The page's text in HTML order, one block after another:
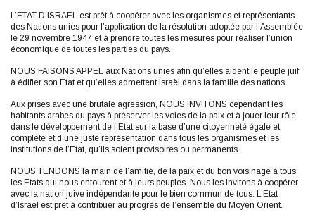
L’ETAT D’ISRAEL est prêt à coopérer avec les organismes et représentants
des Nations unies pour l’application de la résolution adoptée par l’Assemblée
le 29 novembre 1947 et à prendre toutes les mesures pour réaliser l’union
économique de toutes les parties du pays.
NOUS FAISONS APPEL aux Nations unies afin qu’elles aident le peuple juif
à édifier son Etat et qu’elles admettent Israël dans la famille des nations.
Aux prises avec une brutale agression, NOUS INVITONS cependant les
habitants arabes du pays à préserver les voies de la paix et à jouer leur rôle
dans le développement de l’Etat sur la base d’une citoyenneté égale et
complète et d’une juste représentation dans tous les organismes et les
institutions de l’Etat, qu’ils soient provisoires ou permanents.
NOUS TENDONS la main de l’amitié, de la paix et du bon voisinage à tous
les Etats qui nous entourent et à leurs peuples. Nous les invitons à coopérer
avec la nation juive indépendante pour le bien commun de tous. L’Etat
d’Israël est prêt à contribuer au progrès de l’ensemble du Moyen Orient.